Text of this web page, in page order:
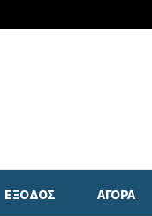
ΕΞΟΔΟΣ ΑΓΟΡΑ